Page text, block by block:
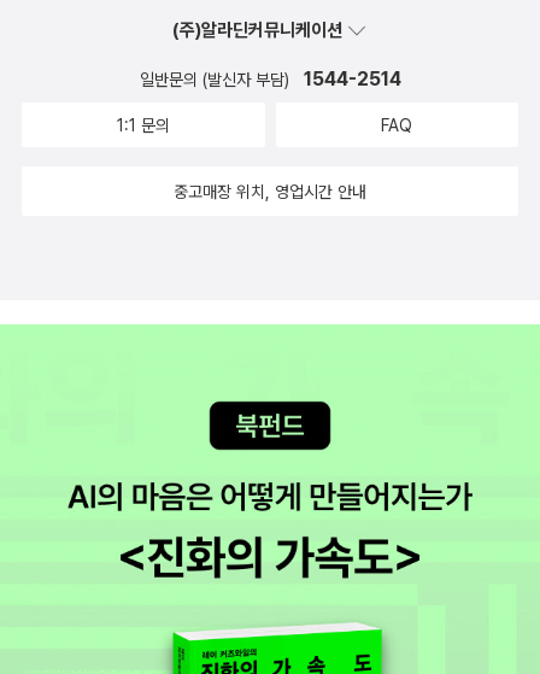
스터 출신 정치인보다야 백 배 나을 수 있을 것 같으니...
혼종 양식인 '이가적 집단'이라고 규정하면서 논의를 시작한다.
'정치 - 경제' 구조와 '문화 평가' 구조에 모두 위치한 젠더는 이들
구조에서 다른 위상을 갖지면서 모순이 발생한다. 즉, 전자에서는
서, 일종의 모순이 혼종집단에서 발생하면서 문제가 생겨난다. 요
이 두 측면은 서로 완전히 분리되지 않는다. 오히려 두 측면은 서
적인 종속과 경제적인 종속의 악순환이 생겨난다. 따라서 젠더 부
정의를 개선하는 것은 정치경제와 문화 모두를 변화시킬 것을 요
도 두 가지 종류의 분석적으로 구분되는 부정의에 시달리고 있는
한, 여성들은 적어도 재분배와 인정이라는 두 가지 종류의 분석적
으로 구분되는 개선책을 요구할 수밖에 없다. 그러나 이 두 개선
는 쉽지 않다.... 이와 유사한 딜레마가 인종차별에 대항하는 투쟁
(주)알라딘커뮤니케이션
일반문의 (발신자 부담) 1544-2514
1:1 문의 FAQ
중고매장 위치, 영업시간 안내